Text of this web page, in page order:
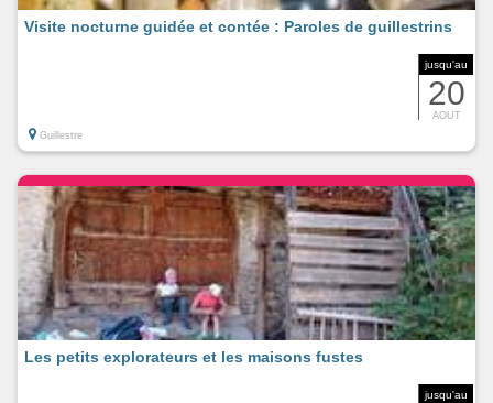
jusqu'au
20
AOUT
Visite nocturne guidée et contée : Paroles de guillestrins
Guillestre
jusqu'au
Les petits explorateurs et les maisons fustes